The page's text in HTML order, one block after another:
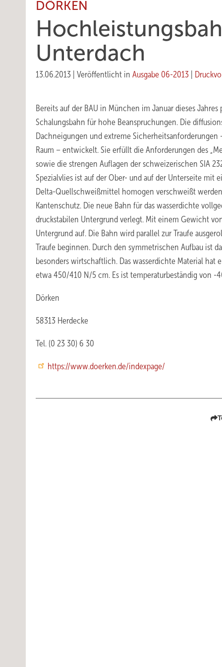
DÖRKEN
Unterdach
13.06.2013 Veröffentlicht in Ausgabe 06-2013
Bereits auf der BAU in München im Januar dieses
Schalungsbahn für hohe Beanspruchungen. Die
Dachneigungen und extreme
Raum – entwickelt. Sie erfüllt die Anforderungen des
sowie die strengen Auflagen der schweizerischen SIA
Spezialvlies ist auf der Ober- und auf der Unterseite
Delta-Quellschweißmittel homogen verschweißt
Kantenschutz. Die neue Bahn für das wasserdichte
druckstabilen Untergrund verlegt. Mit einem Gewicht
Untergrund auf. Die Bahn wird parallel zur Traufe
Traufe beginnen. Durch den symmetrischen Aufbau ist
besonders wirtschaftlich. Das wasserdichte Material hat
etwa 450/410 N/5 cm. Es ist temperaturbeständig von -
Dörken
58313 Herdecke
Tel. (0 23 30) 6 30
https://www.doerken.de/indexpage/